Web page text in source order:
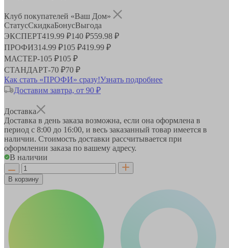
Клуб покупателей «Ваш Дом»
СтатусСкидкаБонусВыгода
ЭКСПЕРТ419.99 ₽140 ₽559.98 ₽
ПРОФИ314.99 ₽105 ₽419.99 ₽
МАСТЕР-105 ₽105 ₽
СТАНДАРТ-70 ₽70 ₽
Как стать «ПРОФИ» сразу!Узнать подробнее
Доставим завтра, от 90 ₽
Доставка
Доставка в день заказа возможна, если она оформлена в
период с 8:00 до 16:00, и весь заказанный товар имеется в
наличии. Стоимость доставки рассчитывается при
оформлении заказа по вашему адресу.
В наличии
В корзину